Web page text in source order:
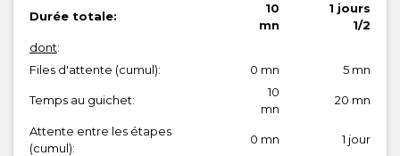
Durée totale:
10
mn
1 jours
1/2
dont:
Files d'attente (cumul):
0 mn 5 mn
Temps au guichet:
10
mn
20 mn
Attente entre les étapes
(cumul):
0 mn 1 jour